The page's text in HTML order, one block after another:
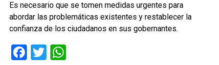
Es necesario que se tomen medidas urgentes para
abordar las problemáticas existentes y restablecer la
confianza de los ciudadanos en sus gobernantes.
Facebook
TwitterWhatsApp